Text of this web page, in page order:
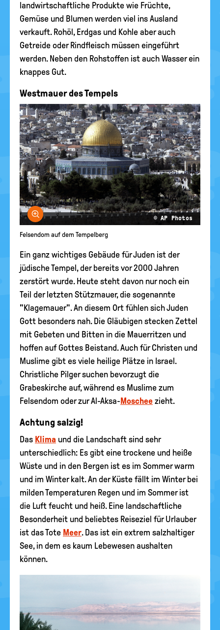
landwirtschaftliche Produkte wie Früchte,
Gemüse und Blumen werden viel ins Ausland
verkauft. Rohöl, Erdgas und Kohle aber auch
Getreide oder Rindfleisch müssen eingeführt
werden. Neben den Rohstoffen ist auch Wasser ein
knappes Gut.
Westmauer des Tempels
Bild vergrößern
© AP Photos
Felsendom auf dem Tempelberg
Ein ganz wichtiges Gebäude für Juden ist der
jüdische Tempel, der bereits vor 2000 Jahren
zerstört wurde. Heute steht davon nur noch ein
Teil der letzten Stützmauer, die sogenannte
"Klagemauer". An diesem Ort fühlen sich Juden
Gott besonders nah. Die Gläubigen stecken Zettel
mit Gebeten und Bitten in die Mauerritzen und
hoffen auf Gottes Beistand. Auch für Christen und
Muslime gibt es viele heilige Plätze in Israel.
Christliche Pilger suchen bevorzugt die
Grabeskirche auf, während es Muslime zum
Felsendom oder zur Al-Aksa- Moschee zieht.
Achtung salzig!
Das Klima und die Landschaft sind sehr
unterschiedlich: Es gibt eine trockene und heiße
Wüste und in den Bergen ist es im Sommer warm
und im Winter kalt. An der Küste fällt im Winter bei
milden Temperaturen Regen und im Sommer ist
die Luft feucht und heiß. Eine landschaftliche
Besonderheit und beliebtes Reiseziel für Urlauber
ist das Tote Meer. Das ist ein extrem salzhaltiger
See, in dem es kaum Lebewesen aushalten
können.